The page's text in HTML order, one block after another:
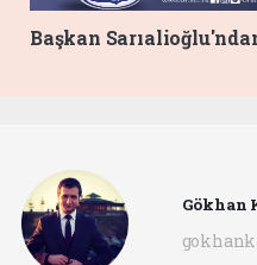
Başkan
Gökhan